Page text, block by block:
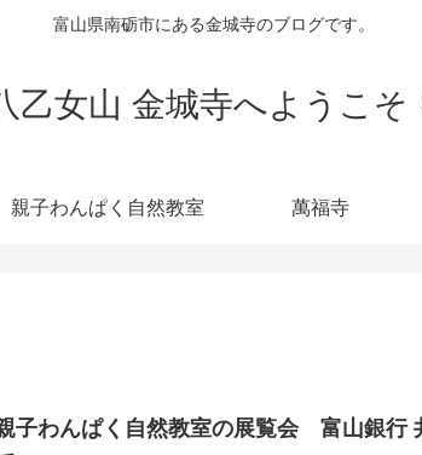
富山県南砺市にある金城寺のブログです。
乙女山 金城寺へようこそ
親子わんぱく自然教室 萬福寺
子わんぱく自然教室の展覧会 富山銀行